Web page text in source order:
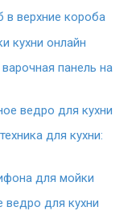
в верхние короба
кухни онлайн
панель на
ведро для кухни
для кухни:
для мойки
для кухни